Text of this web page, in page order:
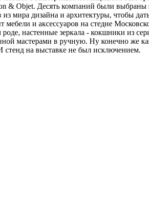
Objet. Десять компаний были выбраны
мира дизайна и архитектуры, чтобы
и аксессуаров на стедне
настенные зеркала - кокшники из
мастерами в ручную. Ну конечно же
стенд на выставке не был исключением.